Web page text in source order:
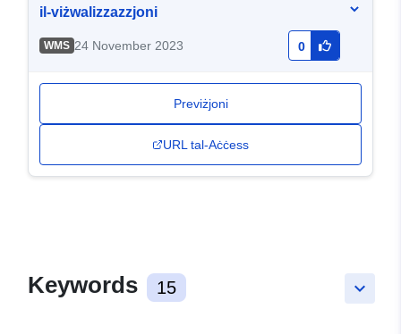
il-viżwalizzazzjoni
WMS 24 November 2023 0
Previżjoni
URL tal-Aċċess
keyboard_arrow_down
Keywords 15